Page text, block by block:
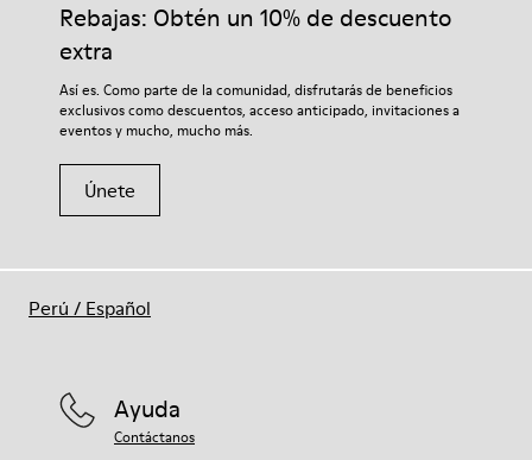
Rebajas: Obtén un 10% de descuento
extra
Así es. Como parte de la comunidad, disfrutarás de beneficios
exclusivos como descuentos, acceso anticipado, invitaciones a
eventos y mucho, mucho más.
Únete
Ayuda
Contáctanos
Perú / Español